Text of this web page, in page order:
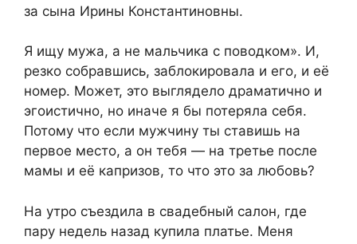
за сына Ирины Константиновны.
Я ищу мужа, а не мальчика с поводком». И,
резко собравшись, заблокировала и его, и её
номер. Может, это выглядело драматично и
эгоистично, но иначе я бы потеряла себя.
Потому что если мужчину ты ставишь на
первое место, а он тебя — на третье после
мамы и её капризов, то что это за любовь?
На утро съездила в свадебный салон, где
пару недель назад купила платье. Меня